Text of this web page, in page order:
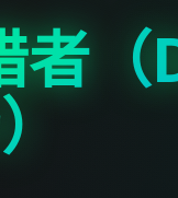
者